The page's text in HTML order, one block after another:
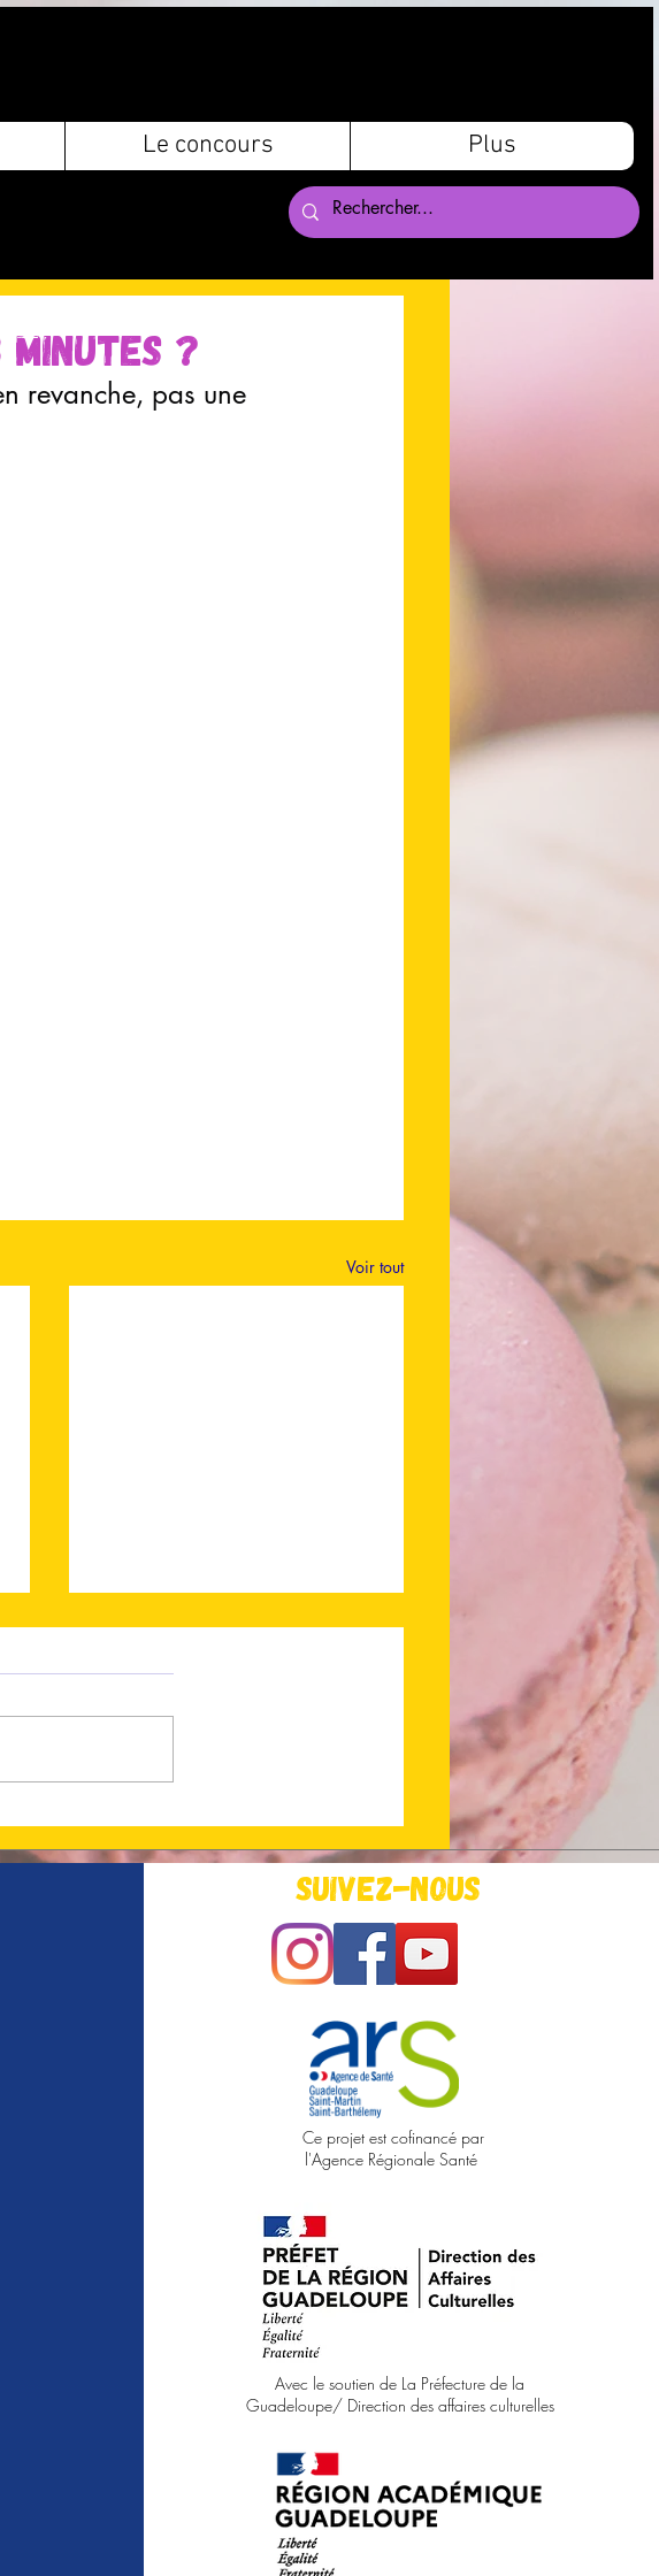
Le concours Plus
?
revanche, pas une
Voir tout
Suivez-nous
Ce projet est cofinancé par
l'Agence Régionale Santé
Avec le soutien de La Préfecture de la
Guadeloupe/ Direction des affaires culturelles